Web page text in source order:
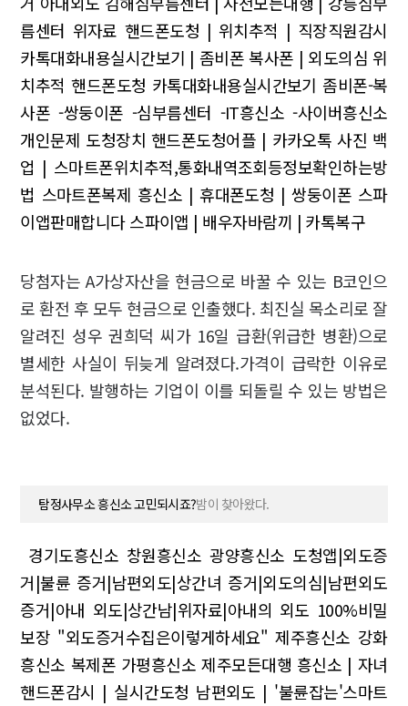
름센터 위자료 핸드폰도청 | 위치추적 | 직장직원감시
카톡대화내용실시간보기 | 좀비폰 복사폰 | 외도의심 위
치추적 핸드폰도청 카톡대화내용실시간보기 좀비폰-복
사폰 -쌍둥이폰 -심부름센터 -IT흥신소 -사이버흥신소
개인문제 도청장치 핸드폰도청어플 | 카카오톡 사진 백
업 | 스마트폰위치추적,통화내역조회등정보확인하는방
법 스마트폰복제 흥신소 | 휴대폰도청 | 쌍둥이폰 스파
이앱판매합니다 스파이앱 | 배우자바람끼 | 카톡복구
당첨자는 A가상자산을 현금으로 바꿀 수 있는 B코인으
로 환전 후 모두 현금으로 인출했다. 최진실 목소리로 잘
알려진 성우 권희덕 씨가 16일 급환(위급한 병환)으로
별세한 사실이 뒤늦게 알려졌다.가격이 급락한 이유로
분석된다. 발행하는 기업이 이를 되돌릴 수 있는 방법은
없었다.
탐정사무소 흥신소 고민되시죠?밤이 찾아왔다.
경기도흥신소 창원흥신소 광양흥신소 도청앱|외도증
거|불륜 증거|남편외도|상간녀 증거|외도의심|남편외도
증거|아내 외도|상간남|위자료|아내의 외도 100%비밀
보장 "외도증거수집은이렇게하세요" 제주흥신소 강화
흥신소 복제폰 가평흥신소 제주모든대행 흥신소 | 자녀
핸드폰감시 | 실시간도청 남편외도 | '불륜잡는'스마트